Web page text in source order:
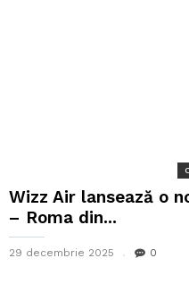
Wizz Air lansează o
– Roma din...
29 decembrie 2025 0